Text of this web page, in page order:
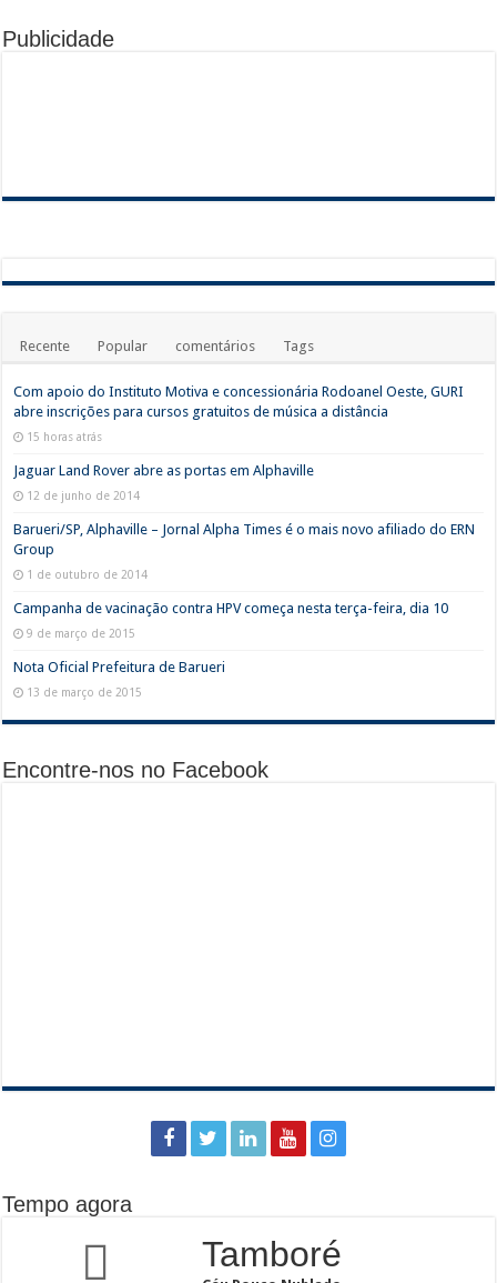
Publicidade
Recente Popular comentários Tags
Com apoio do Instituto Motiva e concessionária Rodoanel Oeste, GURI
abre inscrições para cursos gratuitos de música a distância
15 horas atrás
Jaguar Land Rover abre as portas em Alphaville
12 de junho de 2014
Barueri/SP, Alphaville – Jornal Alpha Times é o mais novo afiliado do ERN
Group
1 de outubro de 2014
Campanha de vacinação contra HPV começa nesta terça-feira, dia 10
9 de março de 2015
Nota Oficial Prefeitura de Barueri
13 de março de 2015
Encontre-nos no Facebook
Tempo agora
Tamboré